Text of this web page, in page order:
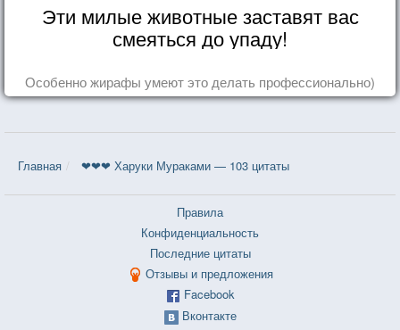
Эти милые животные заставят вас
смеяться до упаду!
Особенно жирафы умеют это делать профессионально)
Главная ❤❤❤ Харуки Мураками — 103 цитаты
Правила
Конфиденциальность
Последние цитаты
Отзывы и предложения
Facebook
Вконтакте